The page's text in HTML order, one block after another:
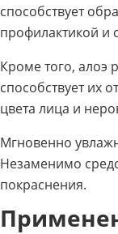
способствует
профилактикой и
Кроме того, алоэ
способствует их
цвета лица и
Мгновенно
Незаменимо
покраснения.